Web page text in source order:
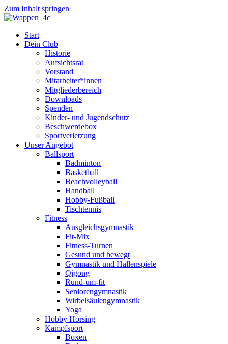
Zum Inhalt springen
Start
Dein Club
Historie
Aufsichtsrat
Vorstand
Mitarbeiter*innen
Mitgliederbereich
Downloads
Spenden
Kinder- und Jugendschutz
Beschwerdebox
Sportverletzung
Unser Angebot
Ballsport
Badminton
Basketball
Beachvolleyball
Handball
Hobby-Fußball
Tischtennis
Fitness
Ausgleichsgymnastik
Fit-Mix
Fitness-Turnen
Gesund und bewegt
Gymnastik und Hallenspiele
Qigong
Rund-um-fit
Seniorengymnastik
Wirbelsäulengymnastik
Yoga
Hobby Horsing
Kampfsport
Boxen